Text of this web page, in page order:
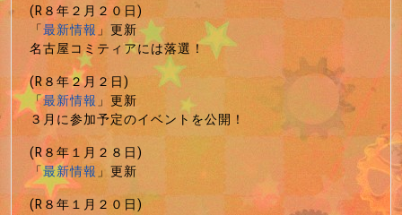
(R８年２月２０日)
「最新情報」更新
名古屋コミティアには落選！
(R８年２月２日)
「最新情報」更新
３月に参加予定のイベントを公開！
(R８年１月２８日)
「最新情報」更新
(R８年１月２０日)